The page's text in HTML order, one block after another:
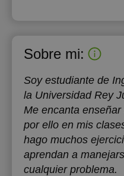
Sobre mi:
Soy estudiante de
la Universidad Rey
Me encanta
por ello en mis
hago muchos
aprendan a
cualquier problema.